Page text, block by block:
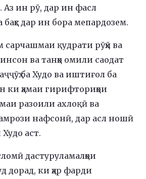
Аз ин рӯ, дар ин фасл
дар ин бора мепардозем.
сарчашмаи қудрати рӯҳӣ ва
ва танҳо омили саодат
ба Худо ва иштиғол ба
ки ҳамаи гирифториҳои
разоили ахлоқӣ ва
нафсонӣ, дар асл ношӣ
Худо аст.
дастуруламалҳои
дорад, ки ҳар фарди